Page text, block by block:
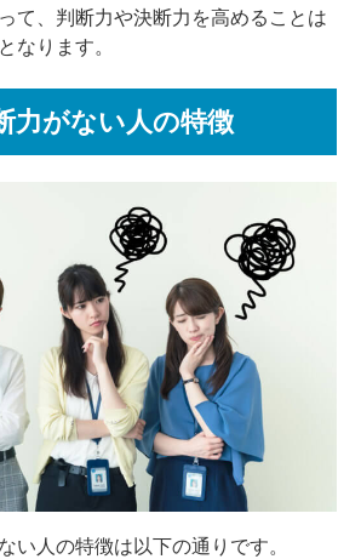
て、判断力や決断力を高めることは
なります。
力がない人の特徴
い人の特徴は以下の通りです。